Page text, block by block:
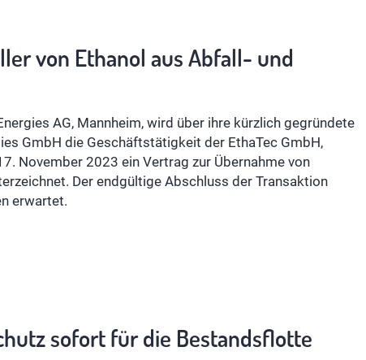
von Ethanol aus Abfall- und
AG, Mannheim, wird über ihre kürzlich gegründete
GmbH die Geschäftstätigkeit der EthaTec GmbH,
November 2023 ein Vertrag zur Übernahme von
Der endgültige Abschluss der Transaktion
erwartet.
sofort für die Bestandsflotte